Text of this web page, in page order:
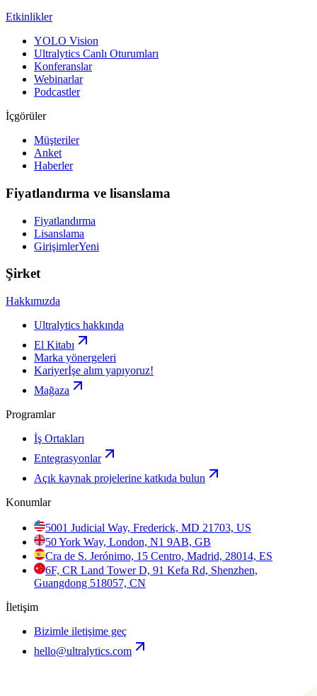
Etkinlikler
YOLO Vision
Ultralytics Canlı Oturumları
Konferanslar
Webinarlar
Podcastler
İçgörüler
Müşteriler
Anket
Haberler
Fiyatlandırma ve lisanslama
Fiyatlandırma
Lisanslama
GirişimlerYeni
Şirket
Hakkımızda
Ultralytics hakkında
El Kitabı
Marka yönergeleri
Kariyerİşe alım yapıyoruz!
Mağaza
Programlar
İş Ortakları
Entegrasyonlar
Açık kaynak projelerine katkıda bulun
Konumlar
5001 Judicial Way, Frederick, MD 21703, US
50 York Way, London, N1 9AB, GB
Cra de S. Jerónimo, 15 Centro, Madrid, 28014, ES
6F, CR Land Tower D, 91 Kefa Rd, Shenzhen,
Guangdong 518057, CN
İletişim
Bizimle iletişime geç
hello@ultralytics.com